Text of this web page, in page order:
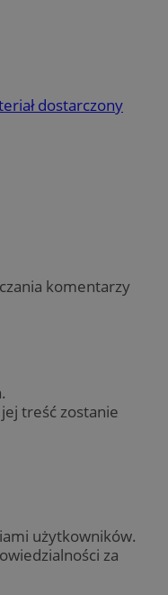
dostarczony
komentarzy
treść zostanie
użytkowników.
za